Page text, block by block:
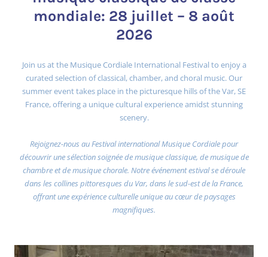
mondiale: 28 juillet – 8 août
2026
Join us at the Musique Cordiale International Festival to enjoy a
curated selection of classical, chamber, and choral music. Our
summer event takes place in the picturesque hills of the Var, SE
France, offering a unique cultural experience amidst stunning
scenery.
Rejoignez-nous au Festival international Musique Cordiale pour
découvrir une sélection soignée de musique classique, de musique de
chambre et de musique chorale. Notre événement estival se déroule
dans les collines pittoresques du Var, dans le sud-est de la France,
offrant une expérience culturelle unique au cœur de paysages
magnifiques.